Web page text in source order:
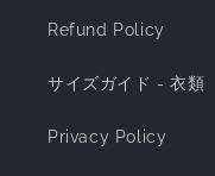
Refund Policy
サイズガイド - 衣類
Privacy Policy